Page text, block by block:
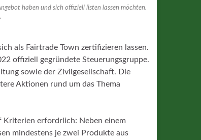
haben und sich offiziell listen lassen möchten.
als Fairtrade Town zertifizieren lassen.
offiziell gegründete Steuerungsgruppe.
sowie der Zivilgesellschaft. Die
Aktionen rund um das Thema
Kriterien erfordrlich: Neben einem
mindestens je zwei Produkte aus